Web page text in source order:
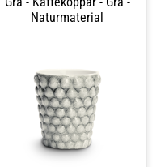
Naturmaterial